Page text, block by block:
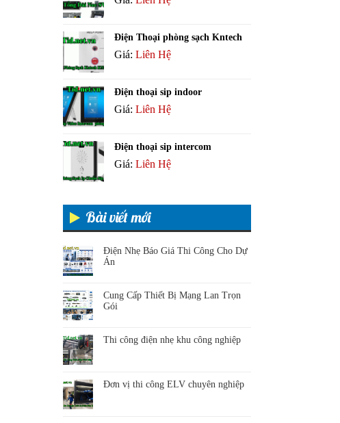
Điện Thoại phòng sạch Kntech
Giá: Liên Hệ
Điện thoại sip indoor
Giá: Liên Hệ
Điện thoại sip intercom
Giá: Liên Hệ
Bài viết mới
Điện Nhẹ Báo Giá Thi Công Cho Dự
Án
Cung Cấp Thiết Bị Mạng Lan Trọn
Gói
Thi công điện nhẹ khu công nghiệp
Đơn vị thi công ELV chuyên nghiệp